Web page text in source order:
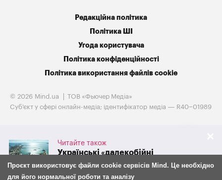
Читайте також
Українські «далекобійні
санкції» обвалили експорт
російського зерна на 38%
Редакційна політика
Політика ШІ
Угода користувача
Політика конфіденційності
Політика використання файлів cookie
© 2026 Mind.ua
ТОВ «Фьючер Медiа»
Cуб'єкт у сфері онлайн-медіа; ідентифікатор медіа — R40−01989
Проєкт використовує файли cookie сервісів Mind. Це необхідно
для його нормальної роботи та аналізу